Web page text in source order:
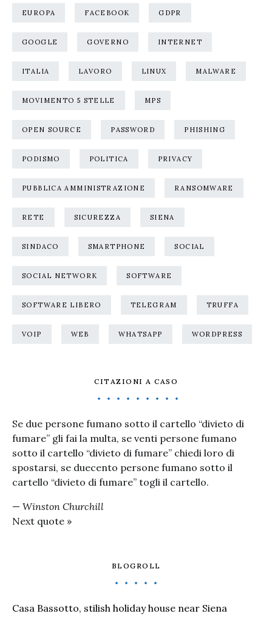
EUROPA FACEBOOK GDPR
GOOGLE GOVERNO INTERNET
ITALIA LAVORO LINUX MALWARE
MOVIMENTO 5 STELLE MPS
OPEN SOURCE PASSWORD PHISHING
PODISMO POLITICA PRIVACY
PUBBLICA AMMINISTRAZIONE RANSOMWARE
RETE SICUREZZA SIENA
SINDACO SMARTPHONE SOCIAL
SOCIAL NETWORK SOFTWARE
SOFTWARE LIBERO TELEGRAM TRUFFA
VOIP WEB WHATSAPP WORDPRESS
CITAZIONI A CASO
Se due persone fumano sotto il cartello “divieto di
fumare” gli fai la multa, se venti persone fumano
sotto il cartello “divieto di fumare” chiedi loro di
spostarsi, se duecento persone fumano sotto il
cartello “divieto di fumare” togli il cartello.
— Winston Churchill
Next quote »
BLOGROLL
Casa Bassotto, stilish holiday house near Siena